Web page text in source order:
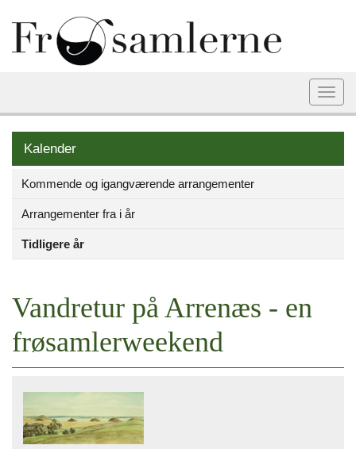
Kalender
Kommende og igangværende arrangementer
Arrangementer fra i år
Tidligere år
Vandretur på Arrenæs - en
frøsamlerweekend